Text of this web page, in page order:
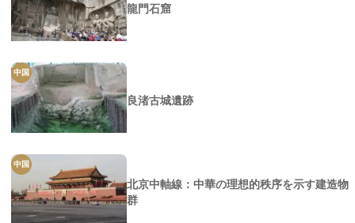
龍門石窟
中国
良渚古城遺跡
中国
北京中軸線：中華の理想的秩序を示す建造物
群